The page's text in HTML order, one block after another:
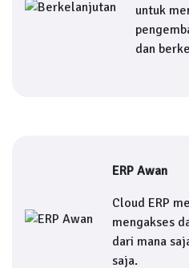
untuk
dan
ERP Awan
Cloud ERP
mengakses
dari mana
saja.